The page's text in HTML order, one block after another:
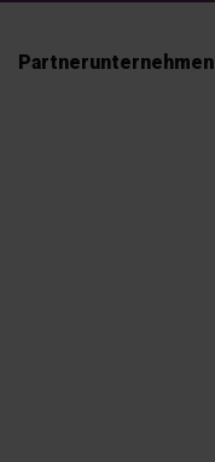
Partnerunternehmen